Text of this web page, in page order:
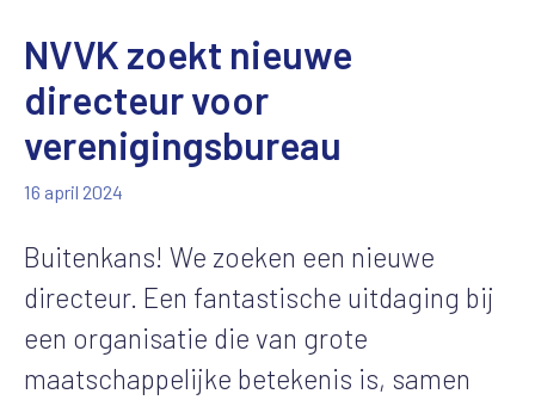
NVVK zoekt nieuwe
directeur voor
verenigingsbureau
16 april 2024
Buitenkans! We zoeken een nieuwe
directeur. Een fantastische uitdaging bij
een organisatie die van grote
maatschappelijke betekenis is, samen